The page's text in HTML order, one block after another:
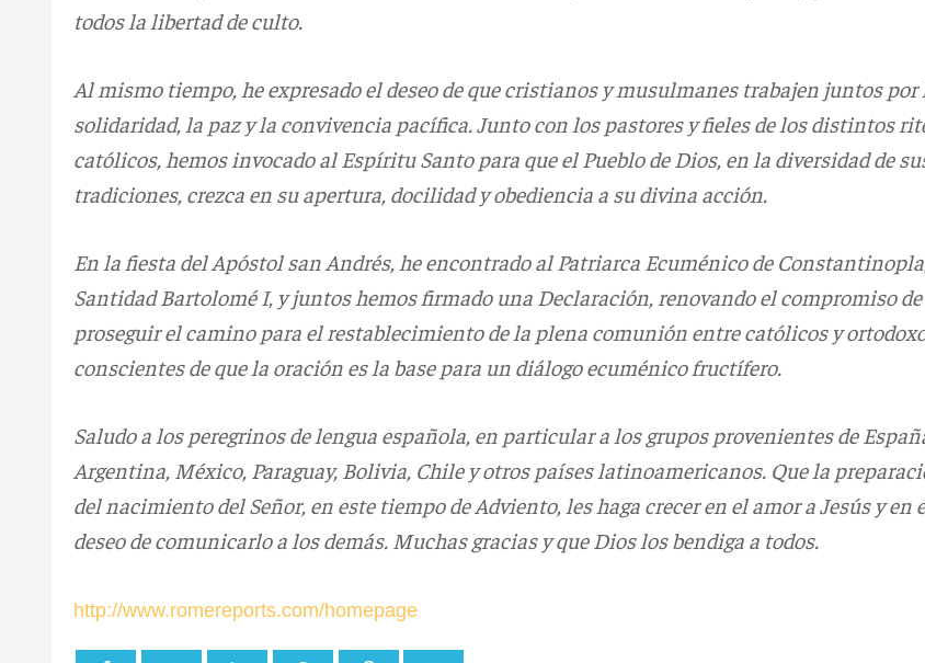
todos la libertad de culto.
Al mismo tiempo, he expresado el deseo de que cristianos y musulmanes trabajen juntos por
solidaridad, la paz y la convivencia pacífica. Junto con los pastores y fieles de los distintos
católicos, hemos invocado al Espíritu Santo para que el Pueblo de Dios, en la diversidad de
tradiciones, crezca en su apertura, docilidad y obediencia a su divina acción.
En la fiesta del Apóstol san Andrés, he encontrado al Patriarca Ecuménico de
Santidad Bartolomé I, y juntos hemos firmado una Declaración, renovando el compromiso de
proseguir el camino para el restablecimiento de la plena comunión entre católicos y
conscientes de que la oración es la base para un diálogo ecuménico fructífero.
Saludo a los peregrinos de lengua española, en particular a los grupos provenientes de
Argentina, México, Paraguay, Bolivia, Chile y otros países latinoamericanos. Que la
del nacimiento del Señor, en este tiempo de Adviento, les haga crecer en el amor a Jesús y en
deseo de comunicarlo a los demás. Muchas gracias y que Dios los bendiga a todos.
http://www.romereports.com/homepage